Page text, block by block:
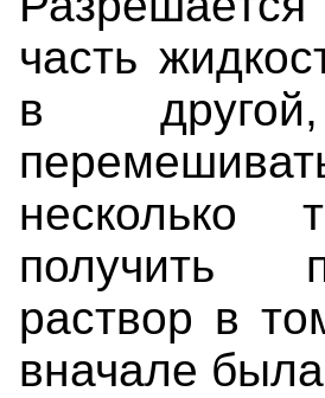
часть
в
несколько
получить
раствор в
вначале